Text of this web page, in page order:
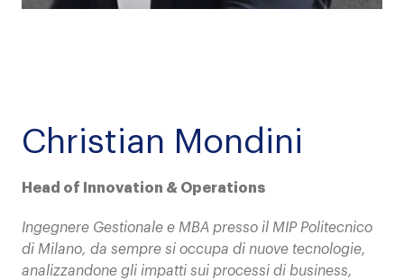
Christian Mondini
Head of Innovation & Operations
Ingegnere Gestionale e MBA presso il MIP Politecnico
di Milano, da sempre si occupa di nuove tecnologie,
analizzandone gli impatti sui processi di business,